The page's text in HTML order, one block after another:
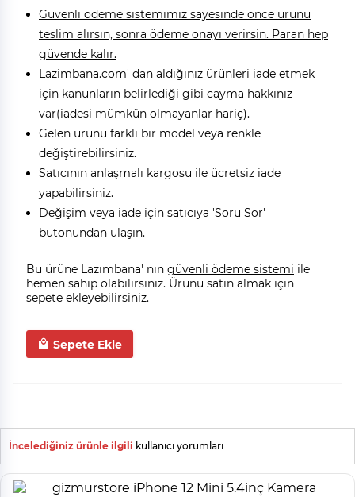
Güvenli ödeme sistemimiz sayesinde önce ürünü
teslim alırsın, sonra ödeme onayı verirsin. Paran hep
güvende kalır.
Lazimbana.com' dan aldığınız ürünleri iade etmek
için kanunların belirlediği gibi cayma hakkınız
var(iadesi mümkün olmayanlar hariç).
Gelen ürünü farklı bir model veya renkle
değiştirebilirsiniz.
Satıcının anlaşmalı kargosu ile ücretsiz iade
yapabilirsiniz.
Değişim veya iade için satıcıya 'Soru Sor'
butonundan ulaşın.
Bu ürüne Lazımbana' nın güvenli ödeme sistemi ile
hemen sahip olabilirsiniz. Ürünü satın almak için
sepete ekleyebilirsiniz.
Sepete Ekle
İncelediğiniz ürünle ilgili kullanıcı yorumları